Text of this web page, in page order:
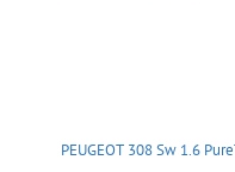
PEUGEOT 308 Sw 1.6